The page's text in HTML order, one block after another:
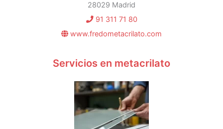
28029 Madrid
91 311 71 80
www.fredometacrilato.com
Servicios en metacrilato